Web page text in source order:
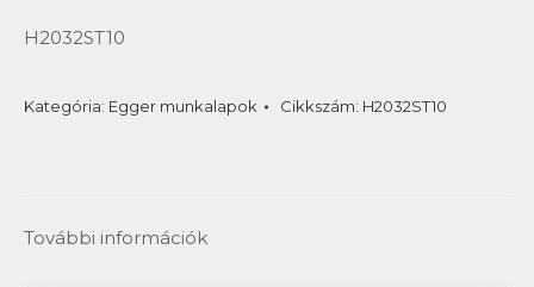
H2032ST10
Kategória: Egger munkalapok Cikkszám: H2032ST10
További információk